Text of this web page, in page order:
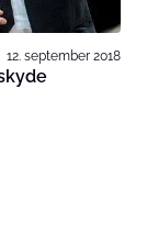
12. september 2018